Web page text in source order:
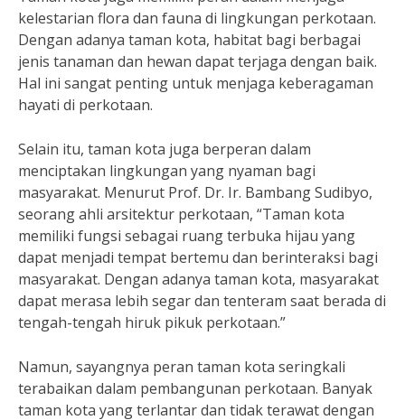
kelestarian flora dan fauna di lingkungan perkotaan.
Dengan adanya taman kota, habitat bagi berbagai
jenis tanaman dan hewan dapat terjaga dengan baik.
Hal ini sangat penting untuk menjaga keberagaman
hayati di perkotaan.
Selain itu, taman kota juga berperan dalam
menciptakan lingkungan yang nyaman bagi
masyarakat. Menurut Prof. Dr. Ir. Bambang Sudibyo,
seorang ahli arsitektur perkotaan, “Taman kota
memiliki fungsi sebagai ruang terbuka hijau yang
dapat menjadi tempat bertemu dan berinteraksi bagi
masyarakat. Dengan adanya taman kota, masyarakat
dapat merasa lebih segar dan tenteram saat berada di
tengah-tengah hiruk pikuk perkotaan.”
Namun, sayangnya peran taman kota seringkali
terabaikan dalam pembangunan perkotaan. Banyak
taman kota yang terlantar dan tidak terawat dengan